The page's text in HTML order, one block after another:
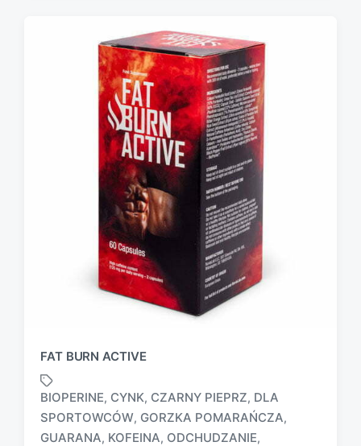
FAT BURN ACTIVE
BIOPERINE, CYNK, CZARNY PIEPRZ, DLA
SPORTOWCÓW, GORZKA POMARAŃCZA,
GUARANA, KOFEINA, ODCHUDZANIE,